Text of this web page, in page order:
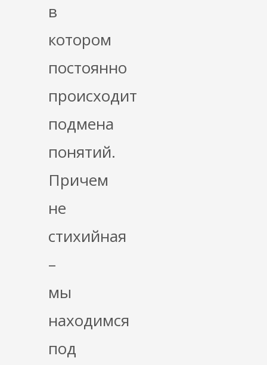
в
котором
постоянно
происходит
подмена
понятий.
Причем
не
стихийная
–
мы
находимся
под